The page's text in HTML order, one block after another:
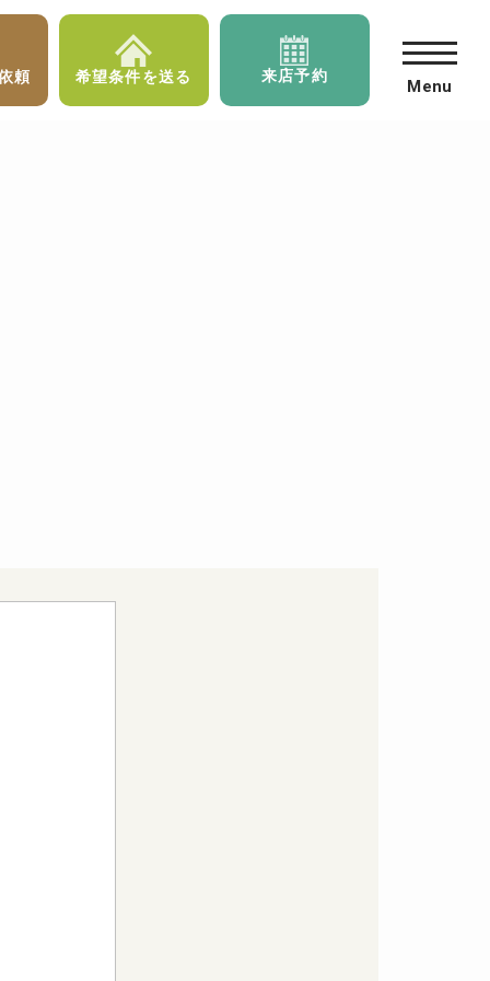
頼 希望条件を送る 来店予約
Menu